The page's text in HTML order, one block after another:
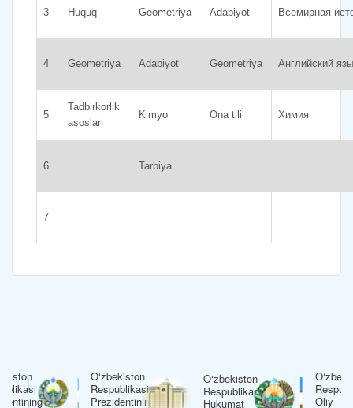
3 Huquq Geometriya Adabiyot Всемирная
4 Geometriya Adabiyot Geometriya Английский
5
Tadbirkorlik
asoslari
Kimyo Ona tili Химия
6 Tarbiya
7
O‘zbekiston
Respublikasi
Prezidentining
O‘zbekiston
Respublikasi
Hukumat
Oliy